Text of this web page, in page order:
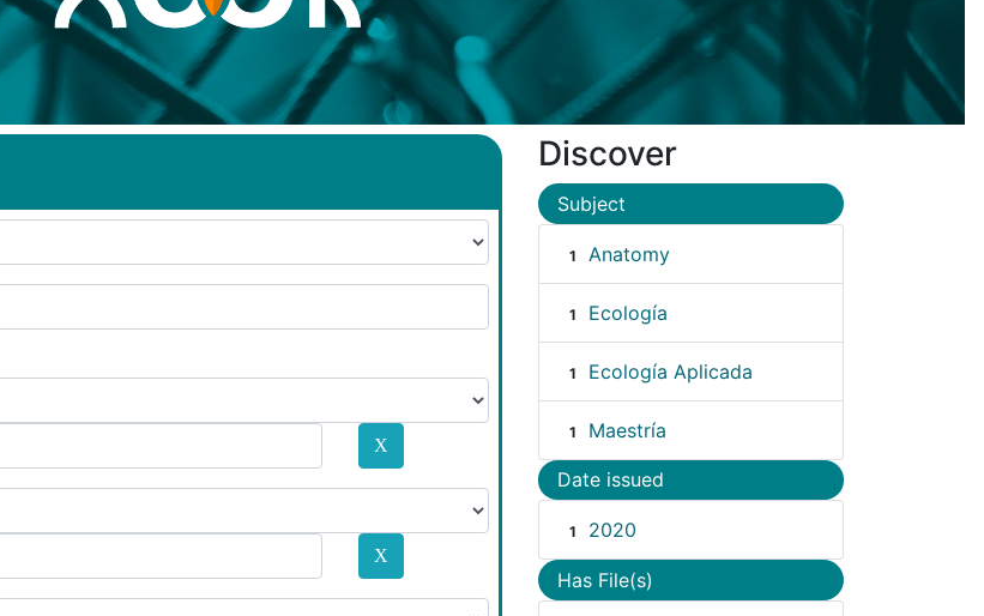
Discover
Subject
1 Anatomy
1 Ecología
1 Ecología Aplicada
1 Maestría
Date issued
1 2020
Has File(s)